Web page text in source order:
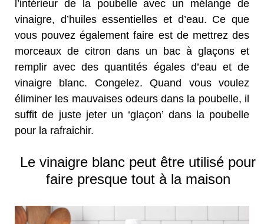
l’intérieur de la poubelle avec un mélange de
vinaigre, d’huiles essentielles et d’eau. Ce que
vous pouvez également faire est de mettrez des
morceaux de citron dans un bac à glaçons et
remplir avec des quantités égales d’eau et de
vinaigre blanc. Congelez. Quand vous voulez
éliminer les mauvaises odeurs dans la poubelle, il
suffit de juste jeter un ‘glaçon’ dans la poubelle
pour la rafraichir.
Le vinaigre blanc peut être utilisé pour
faire presque tout à la maison